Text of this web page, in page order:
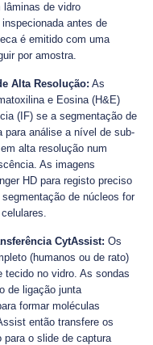
lâminas de vidro
antes de
é emitido com uma
por amostra.
Alta Resolução: As
e Eosina (H&E)
(IF) se a segmentação de
para análise a nível de sub-
alta resolução num
As imagens
HD para registo preciso
de núcleos for
CytAssist: Os
(humanos ou de rato)
tecido no vidro. As sondas
de ligação junta
formar moléculas
então transfere os
para o slide de captura